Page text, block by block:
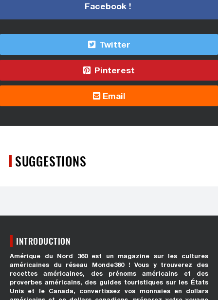
Facebook !
Twitter
Pinterest
Email
SUGGESTIONS
INTRODUCTION
Amérique du Nord 360 est un magazine sur les cultures
américaines du réseau Monde360 ! Vous y trouverez des
recettes américaines, des prénoms américains et des
proverbes américains, des guides touristiques sur les États
Unis et le Canada, convertissez vos monnaies en dollars